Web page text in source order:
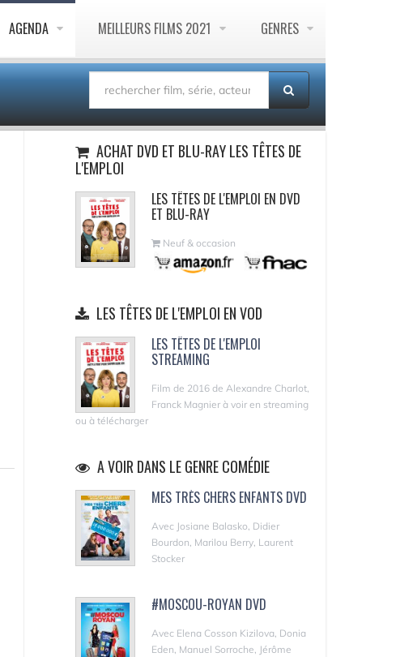
AGENDA MEILLEURS FILMS 2021 GENRES
ACHAT DVD ET BLU-RAY LES TÊTES DE
L'EMPLOI
LES TÊTES DE L'EMPLOI EN DVD
ET BLU-RAY
Neuf & occasion
LES TÊTES DE L'EMPLOI EN VOD
LES TÊTES DE L'EMPLOI
STREAMING
Film de 2016 de Alexandre Charlot,
Franck Magnier à voir en streaming
ou à télécharger
A VOIR DANS LE GENRE COMÉDIE
MES TRÈS CHERS ENFANTS DVD
Avec Josiane Balasko, Didier
Bourdon, Marilou Berry, Laurent
Stocker
#MOSCOU-ROYAN DVD
Avec Elena Cosson Kizilova, Donia
Eden, Manuel Sorroche, Jérôme